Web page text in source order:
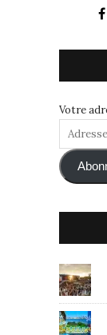
Votre
Adresse
mail